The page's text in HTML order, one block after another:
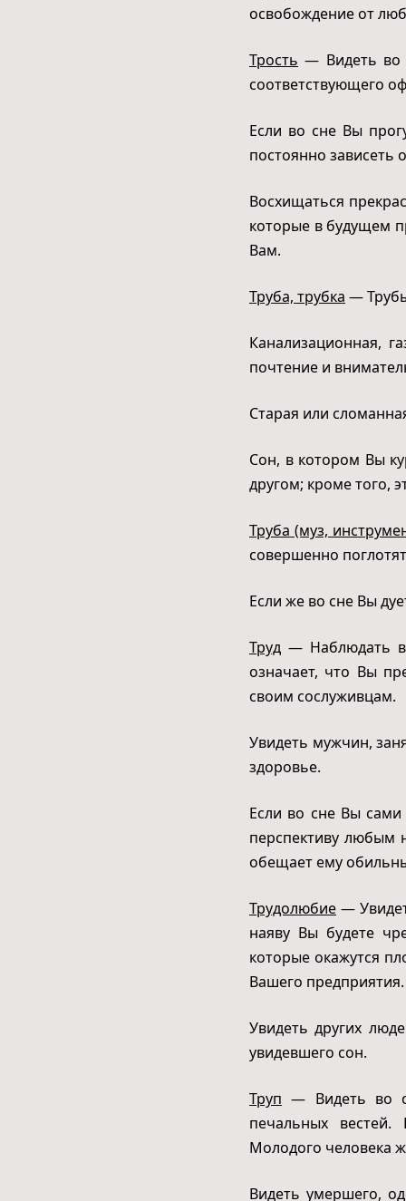
освобождение от
Трость — Видеть во
соответствующего
Если во сне Вы
постоянно зависеть
Восхищаться
которые в будущем
Вам.
Труба, трубка —
Канализационная,
почтение и
Старая или
Сон, в котором Вы
другом; кроме того,
Труба (муз,
совершенно
Если же во сне Вы
Труд — Наблюдать
означает, что Вы
своим сослуживцам.
Увидеть мужчин,
здоровье.
Если во сне Вы
перспективу любым
обещает ему
Трудолюбие —
наяву Вы будете
которые окажутся
Вашего предприятия.
Увидеть других
увидевшего сон.
Труп — Видеть во
печальных
Молодого человека
Видеть умершего,